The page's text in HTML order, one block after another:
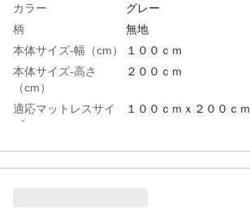
カラー
グレー
柄
無地
本体サイズ-幅（cm）
１００ｃｍ
本体サイズ-高さ
（cm）
２００ｃｍ
適応マットレスサイ
ズ
１００ｃｍｘ２００ｃｍ
表地-布組成素材
ポリエステル１００％